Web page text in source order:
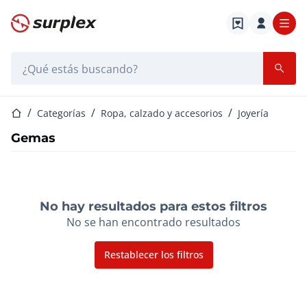
Página de inicio
Página de inicio
Categorías Ropa, calzado y accesorios Joyería
Gemas
No hay resultados para estos filtros
No se han encontrado resultados
Restablecer los filtros